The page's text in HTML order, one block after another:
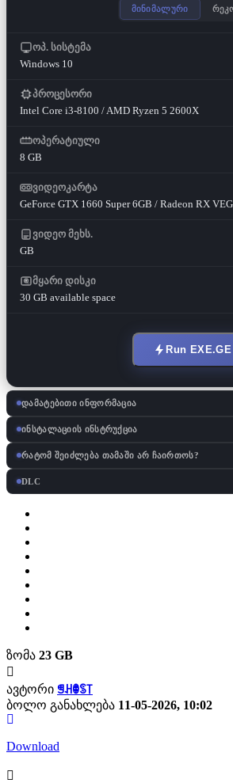
მინიმალური
ოპ. სისტემა
Windows 10
პროცესორი
Intel Core i3-8100 / AMD Ryzen 5 2600X
ოპერატიული
8 GB
ვიდეოკარტა
GeForce GTX 1660 Super 6GB / Radeon RX
ვიდეო მეხს.
GB
მყარი დისკი
30 GB available space
Run
დამატებითი ინფორმაცია
ინსტალაციის ინსტრუქცია
რატომ შეიძლება თამაში არ ჩაირთოს?
DLC
ზომა 23 GB
ავტორი ꁅꃅꂦꌗ꓄
ბოლო განახლება 11-05-2026, 10:02
Download